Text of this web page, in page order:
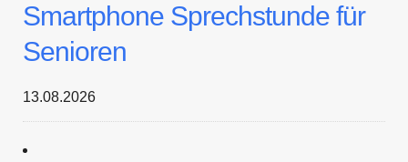
Smartphone Sprechstunde für
Senioren
13.08.2026